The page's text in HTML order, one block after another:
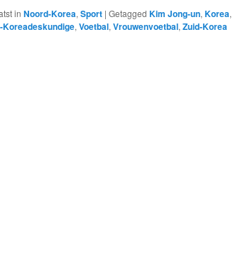
in Noord-Korea, Sport | Getagged Kim Jong-un, Korea,
Koreadeskundige, Voetbal, Vrouwenvoetbal, Zuid-Korea